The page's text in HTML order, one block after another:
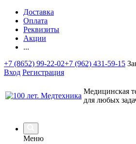
Доставка
Оплата
Реквизиты
Акции
...
+7 (8652) 99-22-02+7 (962) 431-59-15
Вход Регистрация
Медицинская
для любых
Меню